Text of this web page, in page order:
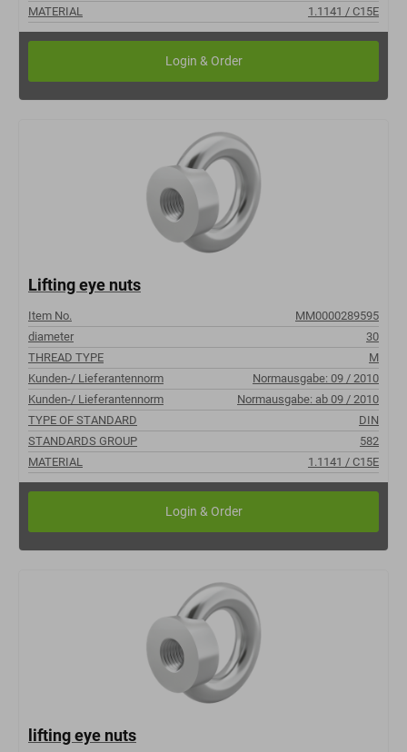
MATERIAL
1.1141 / C15E
Lifting eye nuts
Item No.
MM0000289595
diameter
30
THREAD TYPE
M
Kunden-/ Lieferantennorm
Normausgabe: 09 / 2010
Kunden-/ Lieferantennorm
Normausgabe: ab 09 / 2010
TYPE OF STANDARD
DIN
STANDARDS GROUP
582
MATERIAL
1.1141 / C15E
lifting eye nuts